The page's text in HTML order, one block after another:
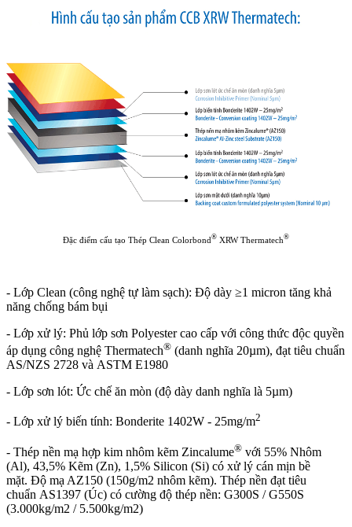
Đặc điểm cấu tạo Thép Clean Colorbond® XRW Thermatech®
- Lớp Clean (công nghệ tự làm sạch): Độ dày ≥1 micron tăng khả
năng chống bám bụi
- Lớp xử lý: Phủ lớp sơn Polyester cao cấp với công thức độc quyền
áp dụng công nghệ Thermatech® (danh nghĩa 20µm), đạt tiêu chuẩn
AS/NZS 2728 và ASTM E1980
- Lớp sơn lót: Ức chế ăn mòn (độ dày danh nghĩa là 5µm)
- Lớp xử lý biến tính: Bonderite 1402W - 25mg/m2
- Thép nền mạ hợp kim nhôm kẽm Zincalume® với 55% Nhôm
(Al), 43,5% Kẽm (Zn), 1,5% Silicon (Si) có xử lý cán mịn bề
mặt. Độ mạ AZ150 (150g/m2 nhôm kẽm). Thép nền đạt tiêu
chuẩn AS1397 (Úc) có cường độ thép nền: G300S / G550S
(3.000kg/m2 / 5.500kg/m2)